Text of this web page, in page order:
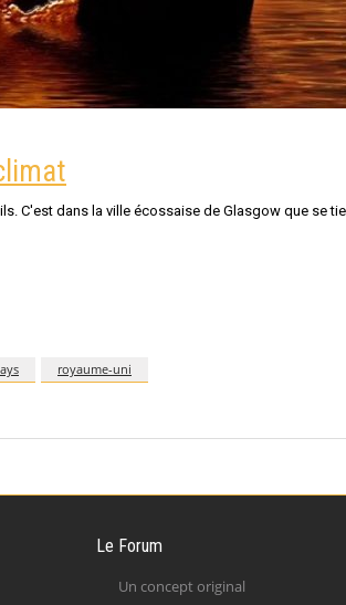
C'est dans la ville écossaise de Glasgow que se
royaume-uni
Le Forum
Un concept original